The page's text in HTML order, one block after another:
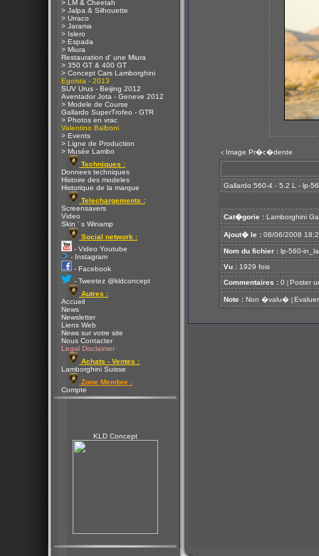
> LM & Cheetah
> Jalpa & Silhouette
> Urraco
> Jarama
> Islero
> Espada
> Miura
Restauration d' une Miura
> 350 GT & 400 GT
> Concept Cars Lamborghini
Egoista - 2013
SUV Urus - Beijing 2012
Aventador Jota - Geneve 2012
> Modele de Course
Gallardo SuperTrofeo - GTR
> Photos en vrac
Valentino Balboni
> Events
> Ligne de Production
> Musée Lambo
Techniques :
Donnees techniques
Histoire des modeles
Historique de la marque
Telechargements :
Screensavers
Video
Skin ' s Winamp
Social network :
- Video Youtube
- Instagram
- Facebook
- Tweetez @kldconcept
Autres :
Accueil
News
Newsletter
Liens Web
News sur votre site
Nous Contacter
Legal Disclaimer
Achats - Ventes :
Lamborghini Suisse
Zone Membre :
Compte
KLD Concept
< Image Pr�c�dente
Gallardo 560-4 - 5.2 L - lp-
Cat�gorie : Lamborghini
Ajout� le : 08/06/2008
Nom du fichier : lp-560-
Vu : 1929 fois
Commentaires : 0 [ Poster
Note : Non �valu� [ Evaluer